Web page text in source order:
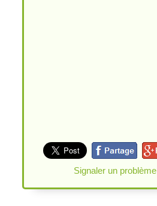
Signaler un problème